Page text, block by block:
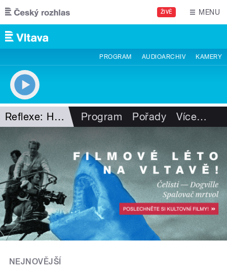
Přejít k hlavnímu obsahu
ŽIVĚ MENU
PROGRAM AUDIOARCHIV KAMERY
Reflexe: Hudba! Program Pořady Více…
NEJNOVĚJŠÍ